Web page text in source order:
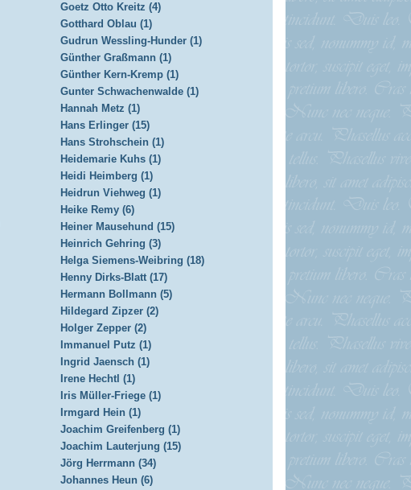
Goetz Otto Kreitz (4)
Gotthard Oblau (1)
Gudrun Wessling-Hunder (1)
Günther Graßmann (1)
Günther Kern-Kremp (1)
Gunter Schwachenwalde (1)
Hannah Metz (1)
Hans Erlinger (15)
Hans Strohschein (1)
Heidemarie Kuhs (1)
Heidi Heimberg (1)
Heidrun Viehweg (1)
Heike Remy (6)
Heiner Mausehund (15)
Heinrich Gehring (3)
Helga Siemens-Weibring (18)
Henny Dirks-Blatt (17)
Hermann Bollmann (5)
Hildegard Zipzer (2)
Holger Zepper (2)
Immanuel Putz (1)
Ingrid Jaensch (1)
Irene Hechtl (1)
Iris Müller-Friege (1)
Irmgard Hein (1)
Joachim Greifenberg (1)
Joachim Lauterjung (15)
Jörg Herrmann (34)
Johannes Heun (6)